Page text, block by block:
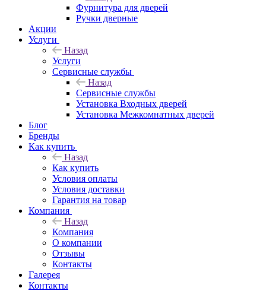
Фурнитура для дверей
Ручки дверные
Акции
Услуги
Назад
Услуги
Сервисные службы
Назад
Сервисные службы
Установка Входных дверей
Установка Межкомнатных дверей
Блог
Бренды
Как купить
Назад
Как купить
Условия оплаты
Условия доставки
Гарантия на товар
Компания
Назад
Компания
О компании
Отзывы
Контакты
Галерея
Контакты